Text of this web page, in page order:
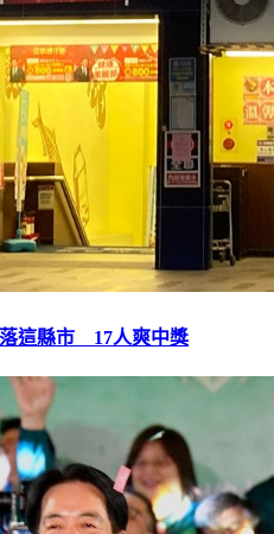
這縣市 17人爽中獎